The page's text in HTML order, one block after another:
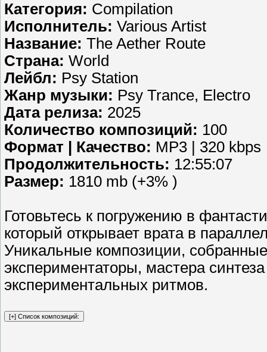
Категория: Compilation
Исполнитель: Various Artist
Название: The Aether Route
Страна: World
Лейбл: Psy Station
Жанр музыки: Psy Trance, Electro
Дата релиза: 2025
Количество композиций: 100
Формат | Качество: MP3 | 320 kbps
Продолжительность: 12:55:07
Размер: 1810 mb (+3% )
Готовьтесь к погружению в
который открывает врата в
Уникальные композиции,
экспериментаторы, мастера
экспериментальных ритмов.